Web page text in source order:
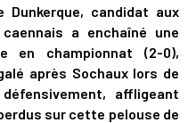
candidat aux
a enchaîné une
en championnat (2-0),
après Sochaux lors de
affligeant
sur cette pelouse de